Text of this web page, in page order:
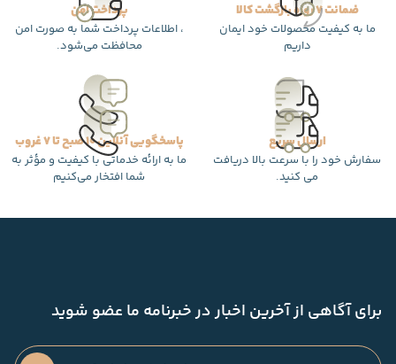
ضمانت 7 روزه بازگشت کالا
ما به کیفیت محصولات خود ایمان
داریم
پرداخت امن
، اطلاعات پرداخت شما به صورت امن
محافظت می‌شود.
ارسال سریع
سفارش خود را با سرعت بالا دریافت
می کنید.
پاسخگویی آنلاین 10 صبح تا 7 غروب
ما به ارائه خدماتی با کیفیت و مؤثر به
شما افتخار می‌کنیم
برای آگاهی از آخرین اخبار در خبرنامه ما عضو شوید